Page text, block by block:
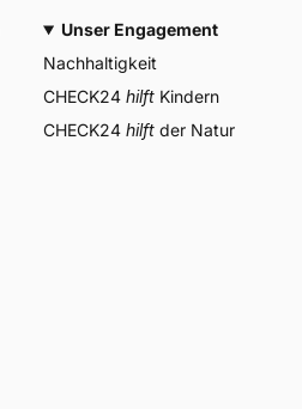
Unser Engagement
Nachhaltigkeit
CHECK24 hilft Kindern
CHECK24 hilft der Natur